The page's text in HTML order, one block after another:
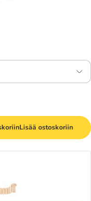
Lisää ostoskoriin